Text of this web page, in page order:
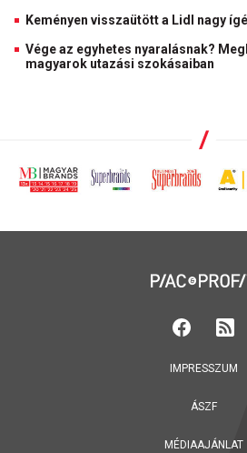
Keményen visszaütött a Lidl nagy
Vége az egyhetes nyaralásnak?
magyarok utazási szokásaiban
IMPRESSZUM
ÁSZF
MÉDIAAJÁNLAT